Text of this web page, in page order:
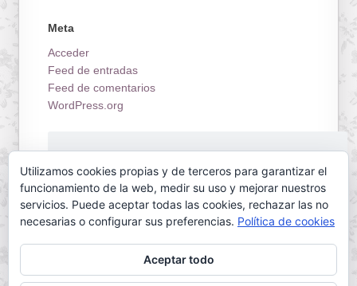
Meta
Acceder
Feed de entradas
Feed de comentarios
WordPress.org
Servilletas Mallorca © 2026. All Rights Reserved.
Utilizamos cookies propias y de terceros para garantizar el
funcionamiento de la web, medir su uso y mejorar nuestros
servicios. Puede aceptar todas las cookies, rechazar las no
necesarias o configurar sus preferencias. Política de cookies
Aceptar todo